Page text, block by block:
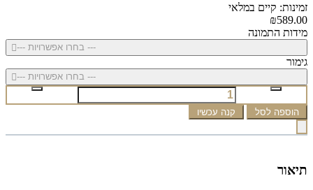
זמינות: קיים במלאי
₪589.00
מידות התמונה
--- בחרו אפשרויות ---
גימור
--- בחרו אפשרויות ---
הוספה לסל קנה עכשיו
תיאור